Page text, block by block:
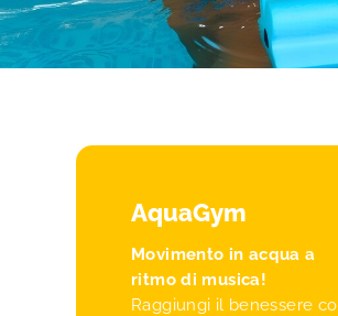
REGOLAMENTO
RINNOVA ONLINE
AquaGym
Movimento in acqua a
ritmo di musica!
Raggiungi il benessere